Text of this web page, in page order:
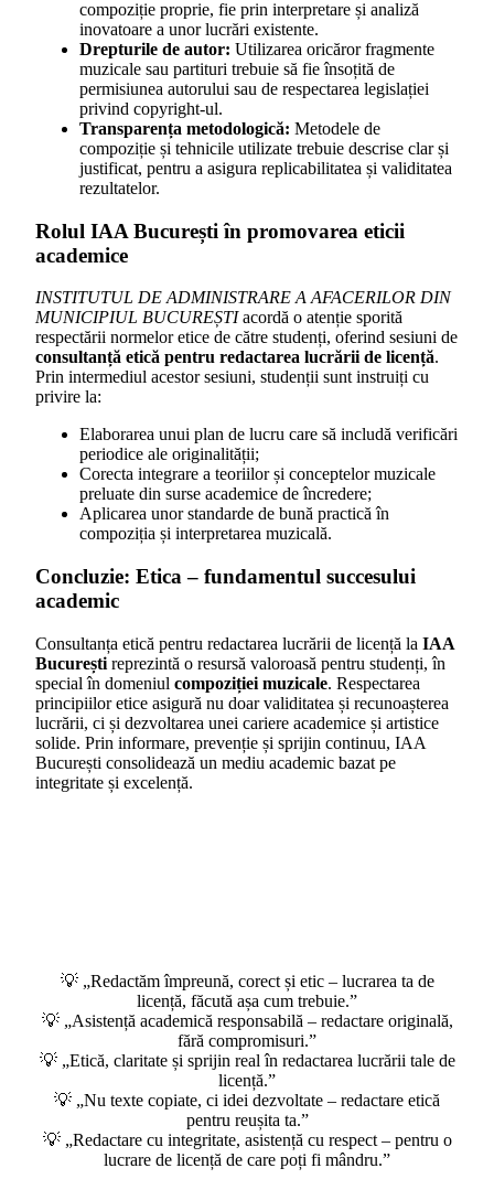
compoziție proprie, fie prin interpretare și analiză
inovatoare a unor lucrări existente.
Drepturile de autor: Utilizarea oricăror fragmente
muzicale sau partituri trebuie să fie însoțită de
permisiunea autorului sau de respectarea legislației
privind copyright-ul.
Transparența metodologică: Metodele de
compoziție și tehnicile utilizate trebuie descrise clar și
justificat, pentru a asigura replicabilitatea și validitatea
rezultatelor.
Rolul IAA București în promovarea eticii
academice
INSTITUTUL DE ADMINISTRARE A AFACERILOR DIN
MUNICIPIUL BUCUREȘTIacordă o atenție sporită
respectării normelor etice de către studenți, oferind sesiuni de
consultanță etică pentru redactarea lucrării de licență.
Prin intermediul acestor sesiuni, studenții sunt instruiți cu
privire la:
Elaborarea unui plan de lucru care să includă verificări
periodice ale originalității;
Corecta integrare a teoriilor și conceptelor muzicale
preluate din surse academice de încredere;
Aplicarea unor standarde de bună practică în
compoziția și interpretarea muzicală.
Concluzie: Etica – fundamentul succesului
academic
Consultanța etică pentru redactarea lucrării de licență la IAA
București reprezintă o resursă valoroasă pentru studenți, în
special în domeniul compoziției muzicale. Respectarea
principiilor etice asigură nu doar validitatea și recunoașterea
lucrării, ci și dezvoltarea unei cariere academice și artistice
solide. Prin informare, prevenție și sprijin continuu, IAA
București consolidează un mediu academic bazat pe
integritate și excelență.
💡 „Redactăm împreună, corect și etic – lucrarea ta de
licență, făcută așa cum trebuie.”
💡 „Asistență academică responsabilă – redactare originală,
fără compromisuri.”
💡 „Etică, claritate și sprijin real în redactarea lucrării tale de
licență.”
💡 „Nu texte copiate, ci idei dezvoltate – redactare etică
pentru reușita ta.”
💡 „Redactare cu integritate, asistență cu respect – pentru o
lucrare de licență de care poți fi mândru.”